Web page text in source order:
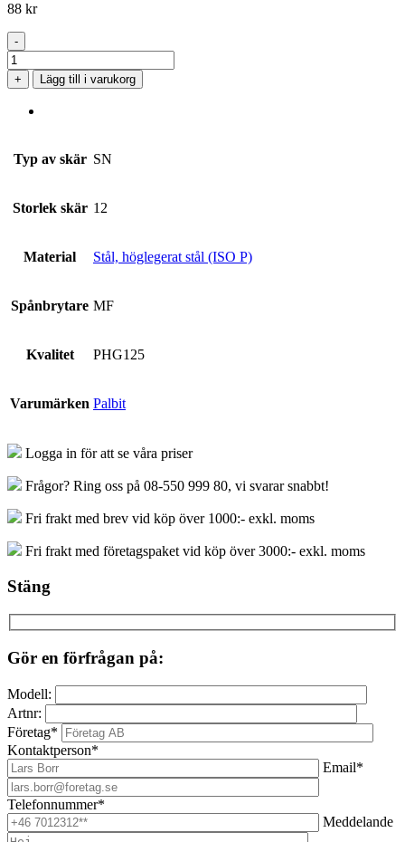
88 kr
-
SNMG
120412-
MF
PHG125
+ Lägg till i varukorg
Typ av skär SN
Storlek skär 12
Material Stål, höglegerat stål (ISO P)
Spånbrytare MF
Kvalitet PHG125
Varumärken Palbit
Logga in för att se våra priser
Frågor? Ring oss på 08-550 999 80, vi svarar snabbt!
Fri frakt med brev vid köp över 1000:- exkl. moms
Fri frakt med företagspaket vid köp över 3000:- exkl. moms
Stäng
Gör en förfrågan på:
Modell:
Artnr:
Företag*
Kontaktperson*
Email*
Telefonnummer*
Meddelande